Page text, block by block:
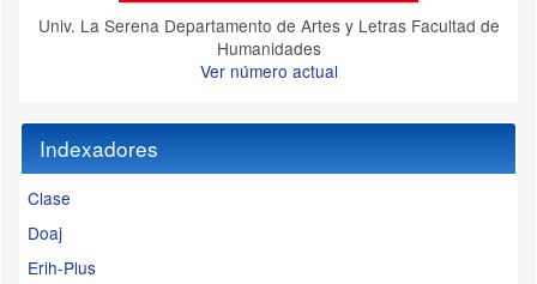
Univ. La Serena Departamento de Artes y Letras Facultad de
Humanidades
Ver número actual
Indexadores
Clase
Doaj
Erih-Plus